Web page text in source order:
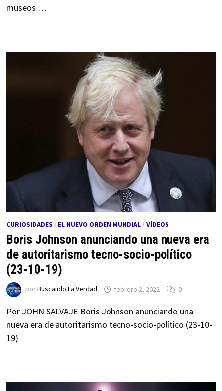
museos …
CURIOSIDADES / EL NUEVO ORDEN MUNDIAL/ VÍDEOS
Boris Johnson anunciando una nueva era
de autoritarismo tecno-socio-político
(23-10-19)
porBuscando La Verdad febrero 2, 2022 0
Por JOHN SALVAJE Boris Johnson anunciando una
nueva era de autoritarismo tecno-socio-político (23-10-
19)